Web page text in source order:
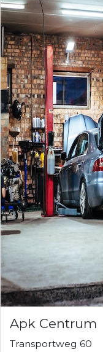
Apk Centrum
Transportweg 60